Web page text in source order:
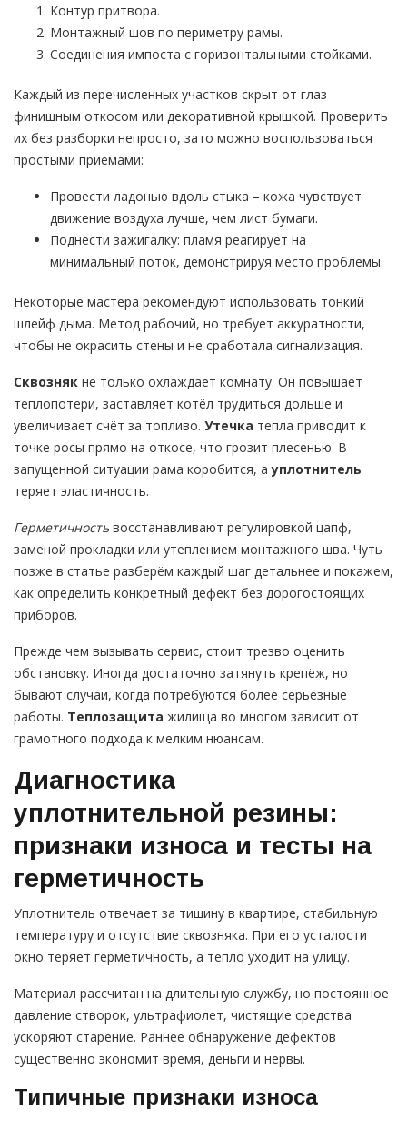
Контур притвора.
Монтажный шов по периметру рамы.
Соединения импоста с горизонтальными стойками.
Каждый из перечисленных участков скрыт от глаз
финишным откосом или декоративной крышкой. Проверить
их без разборки непросто, зато можно воспользоваться
простыми приёмами:
Провести ладонью вдоль стыка – кожа чувствует
движение воздуха лучше, чем лист бумаги.
Поднести зажигалку: пламя реагирует на
минимальный поток, демонстрируя место проблемы.
Некоторые мастера рекомендуют использовать тонкий
шлейф дыма. Метод рабочий, но требует аккуратности,
чтобы не окрасить стены и не сработала сигнализация.
Сквозняк не только охлаждает комнату. Он повышает
теплопотери, заставляет котёл трудиться дольше и
увеличивает счёт за топливо. Утечка тепла приводит к
точке росы прямо на откосе, что грозит плесенью. В
запущенной ситуации рама коробится, ауплотнитель
теряет эластичность.
Герметичность восстанавливают регулировкой цапф,
заменой прокладки или утеплением монтажного шва. Чуть
позже в статье разберём каждый шаг детальнее и покажем,
как определить конкретный дефект без дорогостоящих
приборов.
Прежде чем вызывать сервис, стоит трезво оценить
обстановку. Иногда достаточно затянуть крепёж, но
бывают случаи, когда потребуются более серьёзные
работы. Теплозащита жилища во многом зависит от
грамотного подхода к мелким нюансам.
Диагностика
уплотнительной резины:
признаки износа и тесты на
герметичность
Уплотнитель отвечает за тишину в квартире, стабильную
температуру и отсутствие сквозняка. При его усталости
окно теряет герметичность, а тепло уходит на улицу.
Материал рассчитан на длительную службу, но постоянное
давление створок, ультрафиолет, чистящие средства
ускоряют старение. Раннее обнаружение дефектов
существенно экономит время, деньги и нервы.
Типичные признаки износа